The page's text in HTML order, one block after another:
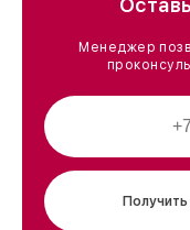
Менеджер